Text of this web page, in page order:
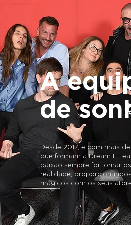
A
de
Desde 2017, e com mais
que formam a Dream It
paixão sempre foi tornar
realidade,
mágicos com os seus